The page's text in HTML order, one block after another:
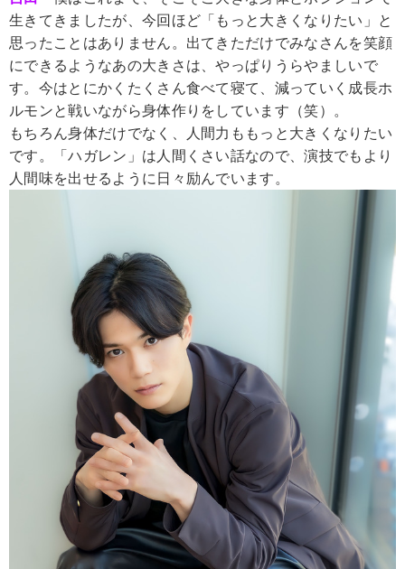
生きてきましたが、今回ほど「もっと大きくなりたい」と
思ったことはありません。出てきただけでみなさんを笑顔
にできるようなあの大きさは、やっぱりうらやましいで
す。今はとにかくたくさん食べて寝て、減っていく成長ホ
ルモンと戦いながら身体作りをしています（笑）。
もちろん身体だけでなく、人間力ももっと大きくなりたい
です。「ハガレン」は人間くさい話なので、演技でもより
人間味を出せるように日々励んでいます。